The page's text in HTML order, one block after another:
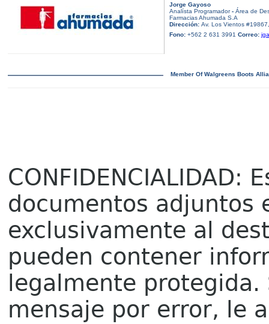
Jorge Gayoso
Analísta Programador-Área de
Farmacias Ahumada S.A
Dirección:Av. Los Vientos
Fono:+562 2 631 3991 Correo:
Member Of Walgreens Boots
CONFIDENCIALIDAD:
documentos adjuntos
exclusivamente al
pueden contener
legalmente
mensaje por error, le